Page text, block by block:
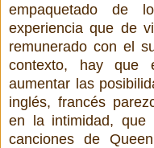
empaquetado de
experiencia que de
remunerado con el
contexto, hay que
aumentar las
inglés, francés
en la intimidad, que
canciones de